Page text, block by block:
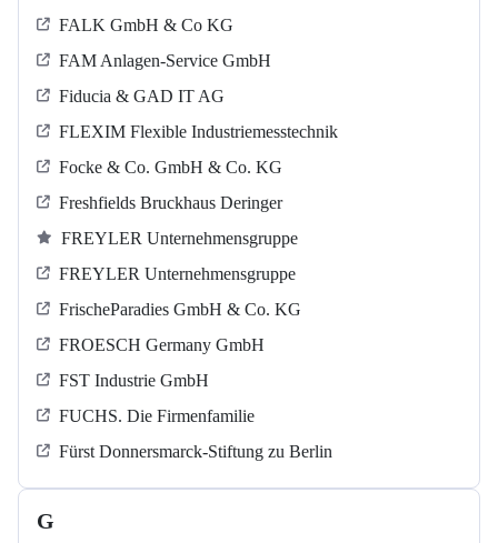
FALK GmbH & Co KG
FAM Anlagen-Service GmbH
Fiducia & GAD IT AG
FLEXIM Flexible Industriemesstechnik
Focke & Co. GmbH & Co. KG
Freshfields Bruckhaus Deringer
FREYLER Unternehmensgruppe
FREYLER Unternehmensgruppe
FrischeParadies GmbH & Co. KG
FROESCH Germany GmbH
FST Industrie GmbH
FUCHS. Die Firmenfamilie
Fürst Donnersmarck-Stiftung zu Berlin
G